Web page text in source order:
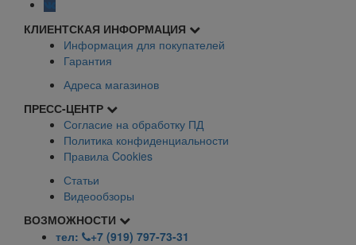
КЛИЕНТСКАЯ ИНФОРМАЦИЯ
Информация для покупателей
Гарантия
Адреса магазинов
ПРЕСС-ЦЕНТР
Согласие на обработку ПД
Политика конфиденциальности
Правила Cookies
Статьи
Видеообзоры
ВОЗМОЖНОСТИ
тел:
+7 (919) 797-73-31